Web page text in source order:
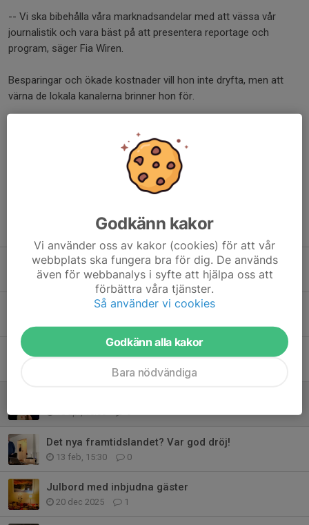
-- Vi ska bibehålla våra marknadsandelar med att vässa vår
journalistik och vara bäst på att presentera reportage och
program, säger Fia Wiren.
Besparingar och ökade kostnader vill hon inte dryfta, men att
värna de lokala kanalerna brinner hon för.
Tidigare nyheter
Region Norrbotten och AI
28 maj, 15:45 0
Astma och allergier ökar
18 apr, 10:00 0
Det nya framtidslandet? Var god dröj!
13 feb, 15:30 0
Julbord med inbjudna gäster
20 dec 2025 1
Godkänn kakor
Vi använder oss av kakor (cookies) för att vår
webbplats ska fungera bra för dig. De används
även för webbanalys i syfte att hjälpa oss att
förbättra våra tjänster.
Så använder vi cookies
Godkänn alla kakor
Bara nödvändiga